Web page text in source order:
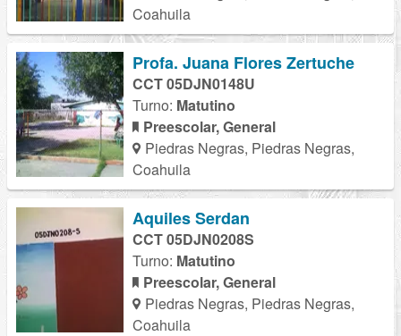
Coahuila
Profa. Juana Flores Zertuche
CCT 05DJN0148U
Turno: Matutino
Preescolar, General
Piedras Negras, Piedras Negras,
Coahuila
Aquiles Serdan
CCT 05DJN0208S
Turno: Matutino
Preescolar, General
Piedras Negras, Piedras Negras,
Coahuila